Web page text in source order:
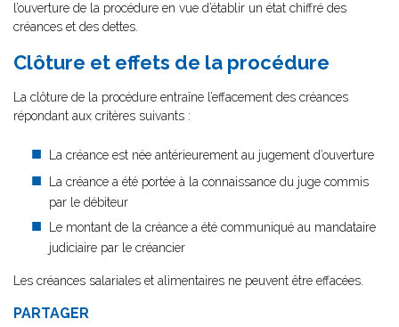
l’ouverture de la procédure en vue d’établir un état chiffré des
créances et des dettes.
Clôture et effets de la procédure
La clôture de la procédure entraîne l’effacement des créances
répondant aux critères suivants :
La créance est née antérieurement au jugement d’ouverture
La créance a été portée à la connaissance du juge commis
par le débiteur
Le montant de la créance a été communiqué au mandataire
judiciaire par le créancier
Les créances salariales et alimentaires ne peuvent être effacées.
PARTAGER